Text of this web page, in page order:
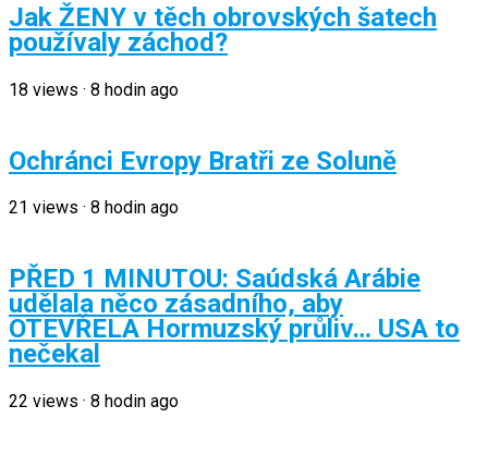
Jak ŽENY v těch obrovských šatech
používaly záchod?
18 views · 8 hodin ago
Ochránci Evropy Bratři ze Soluně
21 views · 8 hodin ago
PŘED 1 MINUTOU: Saúdská Arábie
udělala něco zásadního, aby
OTEVŘELA Hormuzský průliv… USA to
nečekal
22 views · 8 hodin ago